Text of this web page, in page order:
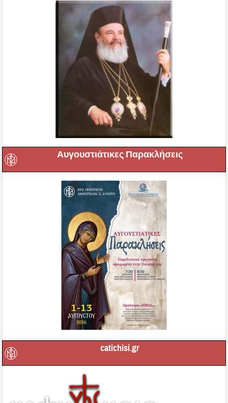
Αυγουστιάτικες Παρακλήσεις
catichisi.gr